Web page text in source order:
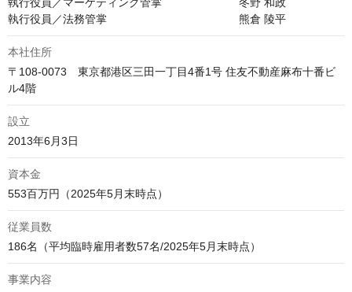
執行役員／マーケティング管掌　　　　　　　冬野 和政
執行役員／法務管掌　　　　　　　　　　　　熊倉 陵平
本社住所
〒108-0073　東京都港区三田一丁目4番1号 住友不動産麻布十番ビ
ル4階
設立
2013年6月3日
資本金
553百万円（2025年5月末時点）
従業員数
186名（平均臨時雇用者数57名/2025年5月末時点）
事業内容